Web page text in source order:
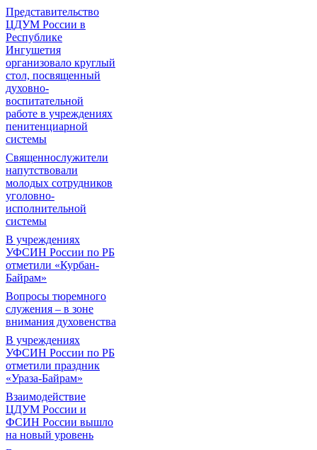
Представительство
ЦДУМ России в
Республике
Ингушетия
организовало круглый
стол, посвященный
духовно-
воспитательной
работе в учреждениях
пенитенциарной
системы
Священнослужители
напутствовали
молодых сотрудников
уголовно-
исполнительной
системы
В учреждениях
УФСИН России по РБ
отметили «Курбан-
Байрам»
Вопросы тюремного
служения – в зоне
внимания духовенства
В учреждениях
УФСИН России по РБ
отметили праздник
«Ураза-Байрам»
Взаимодействие
ЦДУМ России и
ФСИН России вышло
на новый уровень